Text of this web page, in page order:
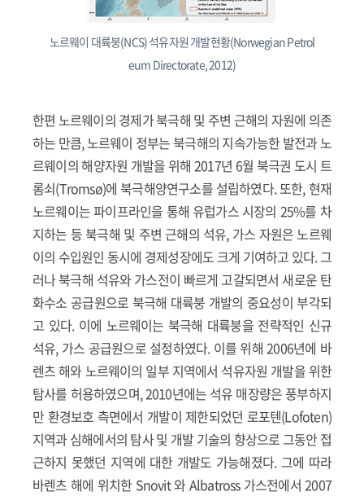
노르웨이 대륙붕(NCS) 석유자원 개발현황(Norwegian Petrol
eum Directorate, 2012)
한편 노르웨이의 경제가 북극해 및 주변 근해의 자원에 의존
하는 만큼, 노르웨이 정부는 북극해의 지속가능한 발전과 노
르웨이의 해양자원 개발을 위해 2017년 6월 북극권 도시 트
롬쇠(Tromsø)에 북극해양연구소를 설립하였다. 또한, 현재
노르웨이는 파이프라인을 통해 유럽가스 시장의 25%를 차
지하는 등 북극해 및 주변 근해의 석유, 가스 자원은 노르웨
이의 수입원인 동시에 경제성장에도 크게 기여하고 있다. 그
러나 북극해 석유와 가스전이 빠르게 고갈되면서 새로운 탄
화수소 공급원으로 북극해 대륙붕 개발의 중요성이 부각되
고 있다. 이에 노르웨이는 북극해 대륙붕을 전략적인 신규
석유, 가스 공급원으로 설정하였다. 이를 위해 2006년에 바
렌츠 해와 노르웨이의 일부 지역에서 석유자원 개발을 위한
탐사를 허용하였으며, 2010년에는 석유 매장량은 풍부하지
만 환경보호 측면에서 개발이 제한되었던 로포텐(Lofoten)
지역과 심해에서의 탐사 및 개발 기술의 향상으로 그동안 접
근하지 못했던 지역에 대한 개발도 가능해졌다. 그에 따라
바렌츠 해에 위치한 Snovit 와 Albatross 가스전에서 2007